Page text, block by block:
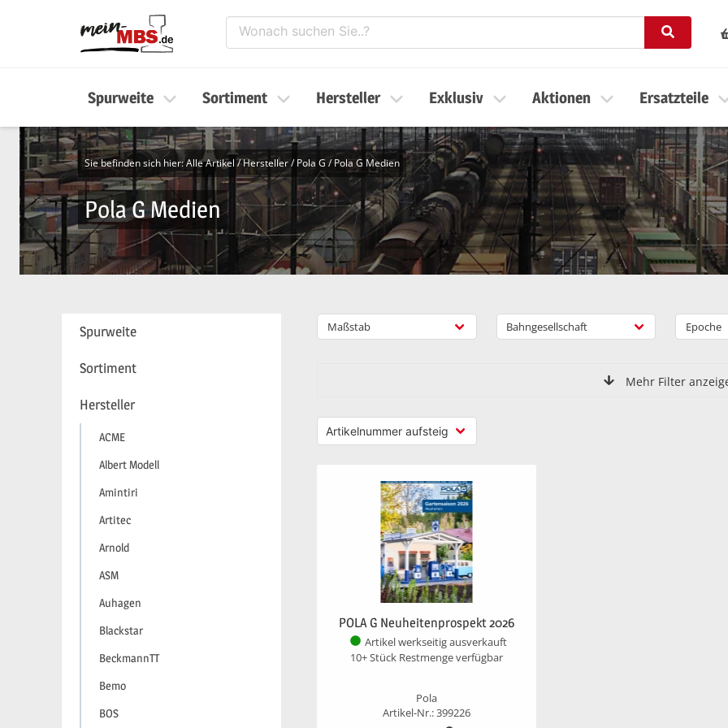
Spurweite Sortiment Hersteller Exklusiv Aktionen Ersatzteile
Sie befinden sich hier:Alle Artikel/Hersteller/Pola G/Pola G Medien
Pola G Medien
Spurweite
Sortiment
Hersteller
ACME
Albert Modell
Amintiri
Artitec
Arnold
ASM
Auhagen
Blackstar
BeckmannTT
Bemo
BOS
Maßstab Bahngesellschaft Epoche
Mehr Filter
POLA G Neuheitenprospekt 2026
Artikel werkseitig ausverkauft
10+ Stück Restmenge verfügbar
Pola
Artikel-Nr.: 399226